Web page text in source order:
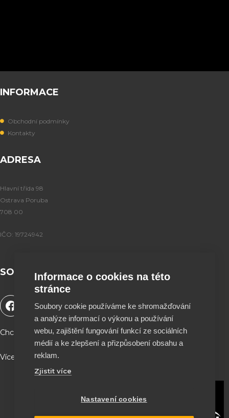
INFORMACE
Obchodní podmínky
Kontakty
ADRESA
Hlavní třída 98
Ostrava Poruba
708 00
IČO: 19724942
SOCIÁLNÍ SÍTĚ
F
a
e
o
Y
o
u
t
u
b
i
k
t
o
k
I
n
s
t
a
Chceš podpořit naší tvorbu a být součástí projektu ?
Více info a QR kód najdeš na stránce O nás ♥
Informace o cookies na této
stránce
Soubory cookie používáme ke shromažďování
a analýze informací o výkonu a používání
webu, zajištění fungování funkcí ze sociálních
médií a ke zlepšení a přizpůsobení obsahu a
reklam.
Zjistit více
Nastavení cookies